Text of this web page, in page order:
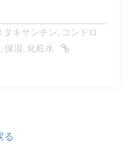
タキサンチン, コンドロ
, 保湿, 化粧水
る